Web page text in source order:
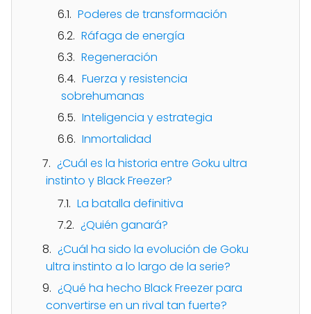
Poderes de transformación
Ráfaga de energía
Regeneración
Fuerza y resistencia
sobrehumanas
Inteligencia y estrategia
Inmortalidad
¿Cuál es la historia entre Goku ultra
instinto y Black Freezer?
La batalla definitiva
¿Quién ganará?
¿Cuál ha sido la evolución de Goku
ultra instinto a lo largo de la serie?
¿Qué ha hecho Black Freezer para
convertirse en un rival tan fuerte?